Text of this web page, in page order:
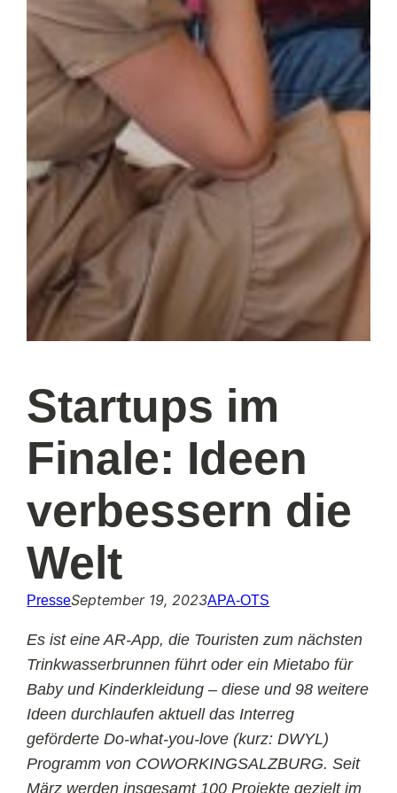
Startups im
Finale: Ideen
verbessern die
Welt
PresseSeptember 19, 2023APA-OTS
Es ist eine AR-App, die Touristen zum nächsten
Trinkwasserbrunnen führt oder ein Mietabo für
Baby und Kinderkleidung – diese und 98 weitere
Ideen durchlaufen aktuell das Interreg
geförderte Do-what-you-love (kurz: DWYL)
Programm von COWORKINGSALZBURG. Seit
März werden insgesamt 100 Projekte gezielt im